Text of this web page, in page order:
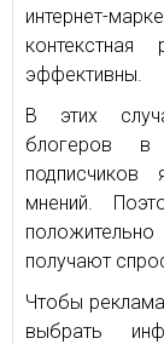
интернет-
эффективны.
В этих
блогеров
подписчиков
мнений.
получают
Чтобы
выбрать